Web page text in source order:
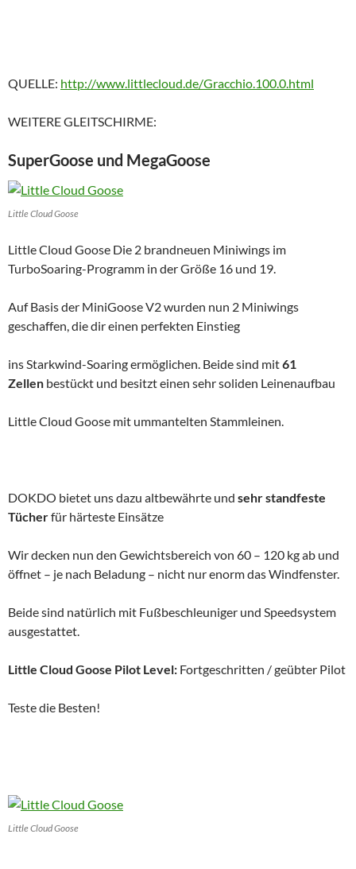
QUELLE: http://www.littlecloud.de/Gracchio.100.0.html
WEITERE GLEITSCHIRME:
SuperGoose und MegaGoose
Little Cloud Goose
Little Cloud Goose Die 2 brandneuen Miniwings im
TurboSoaring-Programm in der Größe 16 und 19.
Auf Basis der MiniGoose V2 wurden nun 2 Miniwings
geschaffen, die dir einen perfekten Einstieg
ins Starkwind-Soaring ermöglichen. Beide sind mit61
Zellen bestückt und besitzt einen sehr soliden Leinenaufbau
Little Cloud Goose mit ummantelten Stammleinen.
DOKDO bietet uns dazu altbewährte und sehr standfeste
Tücherfür härteste Einsätze
Wir decken nun den Gewichtsbereich von 60 – 120 kg ab und
öffnet – je nach Beladung – nicht nur enorm das Windfenster.
Beide sind natürlich mit Fußbeschleuniger und Speedsystem
ausgestattet.
Little Cloud Goose Pilot Level: Fortgeschritten / geübter Pilot
Teste die Besten!
Little Cloud Goose